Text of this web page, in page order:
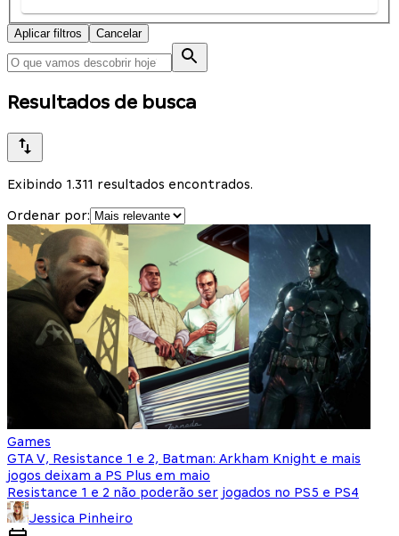
Aplicar filtros Cancelar
Resultados de busca
Exibindo 1.311 resultados encontrados.
Ordenar por:
Games
GTA V, Resistance 1 e 2, Batman: Arkham Knight e mais
jogos deixam a PS Plus em maio
Resistance 1 e 2 não poderão ser jogados no PS5 e PS4
Jessica Pinheiro